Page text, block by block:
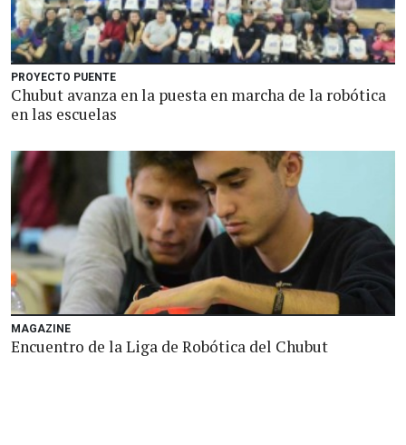
PROYECTO PUENTE
Chubut avanza en la puesta en marcha de la robótica
en las escuelas
MAGAZINE
Encuentro de la Liga de Robótica del Chubut